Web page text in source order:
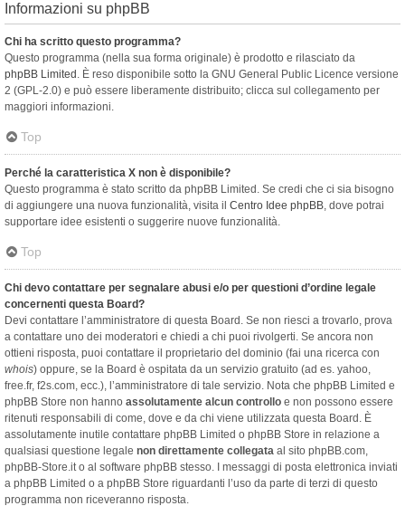
Informazioni su phpBB
Chi ha scritto questo programma?
Questo programma (nella sua forma originale) è prodotto e rilasciato da
phpBB Limited . È reso disponibile sotto la GNU General Public Licence versione
2 (GPL-2.0) e può essere liberamente distribuito; clicca sul collegamento per
maggiori informazioni.
Top
Perché la caratteristica X non è disponibile?
Questo programma è stato scritto da phpBB Limited. Se credi che ci sia bisogno
di aggiungere una nuova funzionalità, visita il Centro Idee phpBB, dove potrai
supportare idee esistenti o suggerire nuove funzionalità.
Top
Chi devo contattare per segnalare abusi e/o per questioni d’ordine legale
concernenti questa Board?
Devi contattare l’amministratore di questa Board. Se non riesci a trovarlo, prova
a contattare uno dei moderatori e chiedi a chi puoi rivolgerti. Se ancora non
ottieni risposta, puoi contattare il proprietario del dominio (fai una ricerca con
whois) oppure, se la Board è ospitata da un servizio gratuito (ad es. yahoo,
free.fr, f2s.com, ecc.), l’amministratore di tale servizio. Nota che phpBB Limited e
phpBB Store non hanno assolutamente alcun controllo e non possono essere
ritenuti responsabili di come, dove e da chi viene utilizzata questa Board. È
assolutamente inutile contattare phpBB Limited o phpBB Store in relazione a
qualsiasi questione legale non direttamente collegata al sito phpBB.com,
phpBB-Store.it o al software phpBB stesso. I messaggi di posta elettronica inviati
a phpBB Limited o a phpBB Store riguardanti l’uso da parte di terzi di questo
programma non riceveranno risposta.